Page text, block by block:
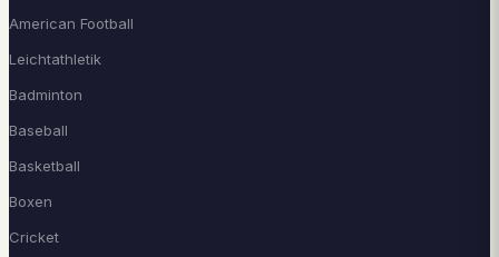
American Football
Leichtathletik
Badminton
Baseball
Basketball
Boxen
Cricket